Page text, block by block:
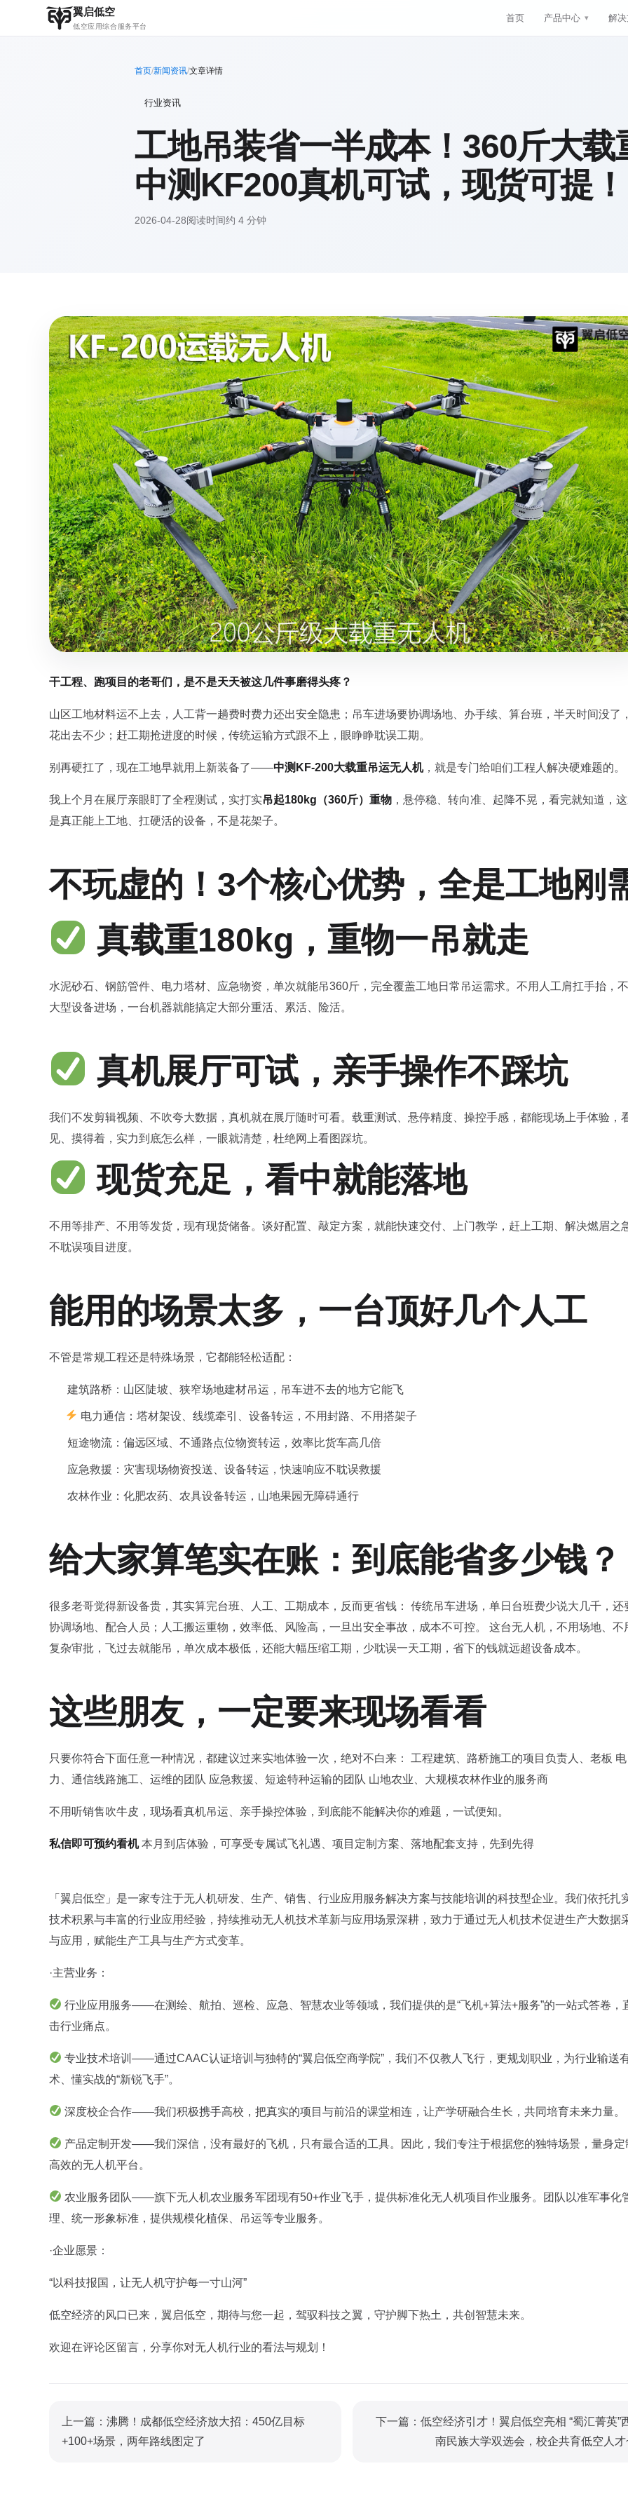
翼启低空
低空应用综合服务平台
首页 产品中心 解
首页/新闻资讯/文章详情
行业资讯
工地吊装省一半成本！360斤大载
中测KF200真机可试，现货可提！
2026-04-28阅读时间约 4 分钟
干工程、跑项目的老哥们，是不是天天被这几件事磨得头疼？
山区工地材料运不上去，人工背一趟费时费力还出安全隐患；吊车进场要协调场地、办手续、算台班，半天时间没了
花出去不少；赶工期抢进度的时候，传统运输方式跟不上，眼睁睁耽误工期。
别再硬扛了，现在工地早就用上新装备了——中测KF-200大载重吊运无人机，就是专门给咱们工程人解决硬难题的。
我上个月在展厅亲眼盯了全程测试，实打实吊起180kg（360斤）重物 ，悬停稳、转向准、起降不晃，看完就知道，
是真正能上工地、扛硬活的设备，不是花架子。
不玩虚的！3个核心优势，全是工地刚
真载重180kg，重物一吊就走
水泥砂石、钢筋管件、电力塔材、应急物资，单次就能吊360斤，完全覆盖工地日常吊运需求。不用人工肩扛手抬，
大型设备进场，一台机器就能搞定大部分重活、累活、险活。
真机展厅可试，亲手操作不踩坑
我们不发剪辑视频、不吹夸大数据，真机就在展厅随时可看。载重测试、悬停精度、操控手感，都能现场上手体验，
见、摸得着，实力到底怎么样，一眼就清楚，杜绝网上看图踩坑。
现货充足，看中就能落地
不用等排产、不用等发货，现有现货储备。谈好配置、敲定方案，就能快速交付、上门教学，赶上工期、解决燃眉之
不耽误项目进度。
能用的场景太多，一台顶好几个人工
不管是常规工程还是特殊场景，它都能轻松适配：
️ 建筑路桥：山区陡坡、狭窄场地建材吊运，吊车进不去的地方它能飞
电力通信：塔材架设、线缆牵引、设备转运，不用封路、不用搭架子
短途物流：偏远区域、不通路点位物资转运，效率比货车高几倍
应急救援：灾害现场物资投送、设备转运，快速响应不耽误救援
农林作业：化肥农药、农具设备转运，山地果园无障碍通行
给大家算笔实在账：到底能省多少钱？
很多老哥觉得新设备贵，其实算完台班、人工、工期成本，反而更省钱： 传统吊车进场，单日台班费少说大几千，还
协调场地、配合人员；人工搬运重物，效率低、风险高，一旦出安全事故，成本不可控。 这台无人机，不用场地、不
复杂审批，飞过去就能吊，单次成本极低，还能大幅压缩工期，少耽误一天工期，省下的钱就远超设备成本。
这些朋友，一定要来现场看看
只要你符合下面任意一种情况，都建议过来实地体验一次，绝对不白来： 工程建筑、路桥施工的项目负责人、老板 电
力、通信线路施工、运维的团队 应急救援、短途特种运输的团队 山地农业、大规模农林作业的服务商
不用听销售吹牛皮，现场看真机吊运、亲手操控体验，到底能不能解决你的难题，一试便知。
私信即可预约看机本月到店体验，可享受专属试飞礼遇、项目定制方案、落地配套支持，先到先得
「翼启低空」是一家专注于无人机研发、生产、销售、行业应用服务解决方案与技能培训的科技型企业。我们依托扎
技术积累与丰富的行业应用经验，持续推动无人机技术革新与应用场景深耕，致力于通过无人机技术促进生产大数据
与应用，赋能生产工具与生产方式变革。
·主营业务：
行业应用服务——在测绘、航拍、巡检、应急、智慧农业等领域，我们提供的是“飞机+算法+服务”的一站式答卷，
击行业痛点。
专业技术培训——通过CAAC认证培训与独特的“翼启低空商学院”，我们不仅教人飞行，更规划职业，为行业输送
术、懂实战的“新锐飞手”。
深度校企合作——我们积极携手高校，把真实的项目与前沿的课堂相连，让产学研融合生长，共同培育未来力量。
产品定制开发——我们深信，没有最好的飞机，只有最合适的工具。因此，我们专注于根据您的独特场景，量身定
高效的无人机平台。
农业服务团队——旗下无人机农业服务军团现有50+作业飞手，提供标准化无人机项目作业服务。团队以准军事化
理、统一形象标准，提供规模化植保、吊运等专业服务。
·企业愿景：
“以科技报国，让无人机守护每一寸山河”‌
低空经济的风口已来，翼启低空，期待与您一起，驾驭科技之翼，守护脚下热土，共创智慧未来。
欢迎在评论区留言，分享你对无人机行业的看法与规划！
上一篇：沸腾！成都低空经济放大招：450亿目标
+100+场景，两年路线图定了
下一篇：低空经济引才！翼启低空亮相 “蜀汇菁英”
南民族大学双选会，校企共育低空人才